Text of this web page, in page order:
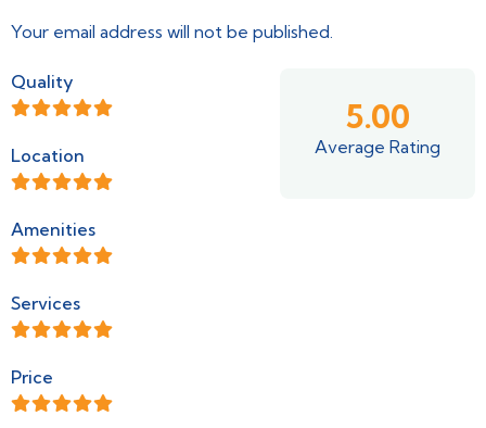
Your email address will not be published.
Quality
Location
Amenities
Services
Price
5.00
Average Rating